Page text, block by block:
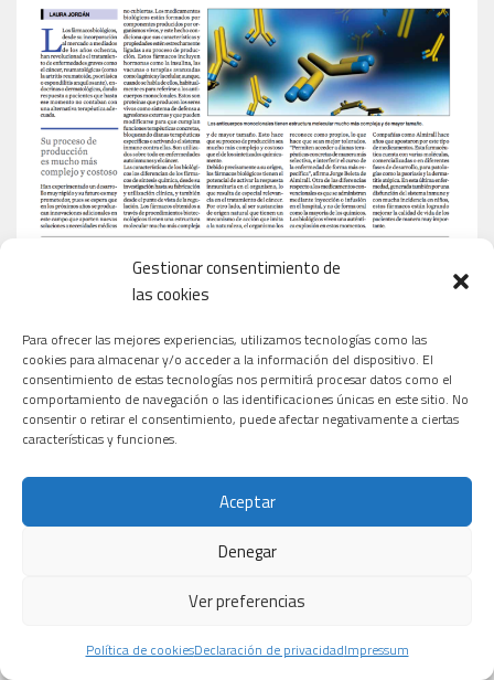
Gestionar consentimiento de
las cookies
Para ofrecer las mejores experiencias, utilizamos tecnologías como las
cookies para almacenar y/o acceder a la información del dispositivo. El
consentimiento de estas tecnologías nos permitirá procesar datos como el
comportamiento de navegación o las identificaciones únicas en este sitio. No
consentir o retirar el consentimiento, puede afectar negativamente a ciertas
características y funciones.
Aceptar
Denegar
Ver preferencias
Política de cookiesDeclaración de privacidadImpressum